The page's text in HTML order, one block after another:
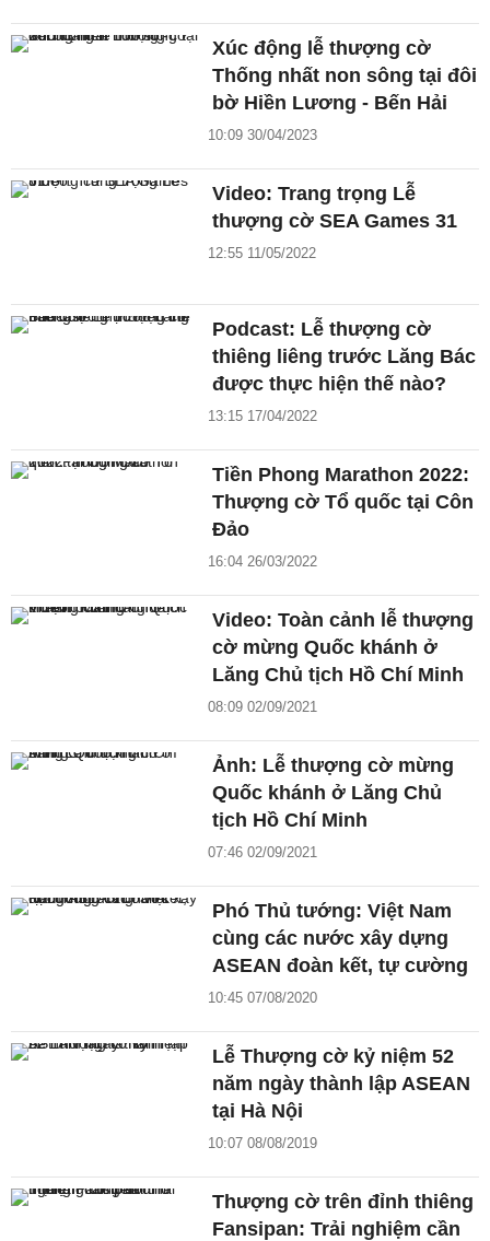
Xúc động lễ thượng cờ
Thống nhất non sông tại đôi
bờ Hiền Lương - Bến Hải
10:09 30/04/2023
Video: Trang trọng Lễ
thượng cờ SEA Games 31
12:55 11/05/2022
Podcast: Lễ thượng cờ
thiêng liêng trước Lăng Bác
được thực hiện thế nào?
13:15 17/04/2022
Tiền Phong Marathon 2022:
Thượng cờ Tổ quốc tại Côn
Đảo
16:04 26/03/2022
Video: Toàn cảnh lễ thượng
cờ mừng Quốc khánh ở
Lăng Chủ tịch Hồ Chí Minh
08:09 02/09/2021
Ảnh: Lễ thượng cờ mừng
Quốc khánh ở Lăng Chủ
tịch Hồ Chí Minh
07:46 02/09/2021
Phó Thủ tướng: Việt Nam
cùng các nước xây dựng
ASEAN đoàn kết, tự cường
10:45 07/08/2020
Lễ Thượng cờ kỷ niệm 52
năm ngày thành lập ASEAN
tại Hà Nội
10:07 08/08/2019
Thượng cờ trên đỉnh thiêng
Fansipan: Trải nghiệm cần